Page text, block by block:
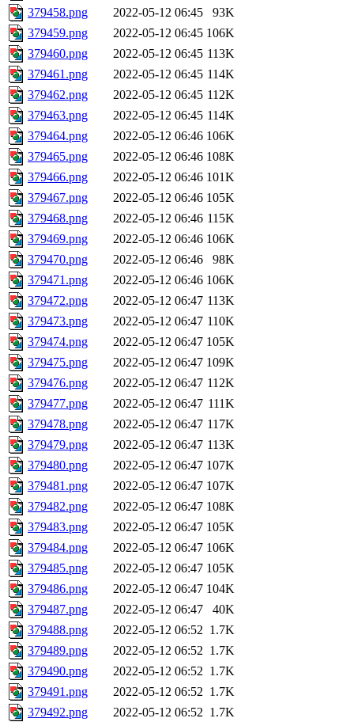
379458.png
2022-05-12 06:45
93K
379459.png
2022-05-12 06:45 106K
379460.png
2022-05-12 06:45 113K
379461.png
2022-05-12 06:45 114K
379462.png
2022-05-12 06:45 112K
379463.png
2022-05-12 06:45 114K
379464.png
2022-05-12 06:46 106K
379465.png
2022-05-12 06:46 108K
379466.png
2022-05-12 06:46 101K
379467.png
2022-05-12 06:46 105K
379468.png
2022-05-12 06:46 115K
379469.png
2022-05-12 06:46 106K
379470.png
2022-05-12 06:46
98K
379471.png
2022-05-12 06:46 106K
379472.png
2022-05-12 06:47 113K
379473.png
2022-05-12 06:47 110K
379474.png
2022-05-12 06:47 105K
379475.png
2022-05-12 06:47 109K
379476.png
2022-05-12 06:47 112K
379477.png
2022-05-12 06:47 111K
379478.png
2022-05-12 06:47 117K
379479.png
2022-05-12 06:47 113K
379480.png
2022-05-12 06:47 107K
379481.png
2022-05-12 06:47 107K
379482.png
2022-05-12 06:47 108K
379483.png
2022-05-12 06:47 105K
379484.png
2022-05-12 06:47 106K
379485.png
2022-05-12 06:47 105K
379486.png
2022-05-12 06:47 104K
379487.png
2022-05-12 06:47
40K
379488.png
2022-05-12 06:52 1.7K
379489.png
2022-05-12 06:52 1.7K
379490.png
2022-05-12 06:52 1.7K
379491.png
2022-05-12 06:52 1.7K
379492.png
2022-05-12 06:52 1.7K